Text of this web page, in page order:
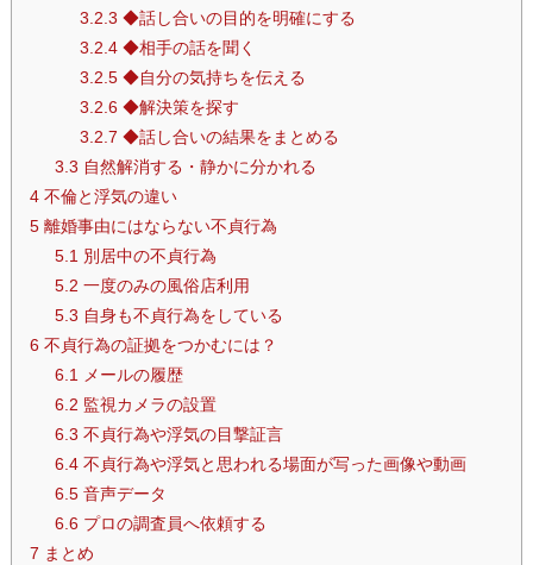
3.2.3 ◆話し合いの目的を明確にする
3.2.4◆相手の話を聞く
3.2.5◆自分の気持ちを伝える
3.2.6◆解決策を探す
3.2.7 ◆話し合いの結果をまとめる
3.3 自然解消する・静かに分かれる
4不倫と浮気の違い
5離婚事由にはならない不貞行為
5.1 別居中の不貞行為
5.2 一度のみの風俗店利用
5.3 自身も不貞行為をしている
6不貞行為の証拠をつかむには？
6.1
メールの履歴
6.2 監視カメラの設置
6.3 不貞行為や浮気の目撃証言
6.4不貞行為や浮気と思われる場面が写った画像や動画
6.5音声データ
6.6プロの調査員へ依頼する
7 まとめ